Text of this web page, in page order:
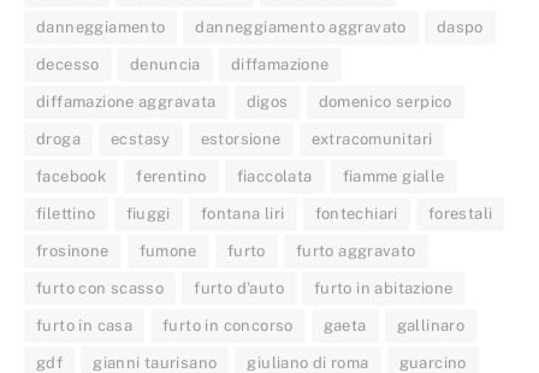
danneggiamento danneggiamento aggravato daspo
decesso denuncia diffamazione
diffamazione aggravata digos domenico serpico
droga ecstasy estorsione extracomunitari
facebook ferentino fiaccolata fiamme gialle
filettino fiuggi fontana liri fontechiari forestali
frosinone fumone furto furto aggravato
furto con scasso furto d'auto furto in abitazione
furto in casa furto in concorso gaeta gallinaro
gdf gianni taurisano giuliano di roma guarcino